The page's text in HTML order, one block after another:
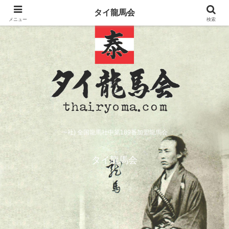
一社) 全国龍馬社中第189番加盟龍馬会
タイ龍馬会
メニュー
タイ龍馬会
検索